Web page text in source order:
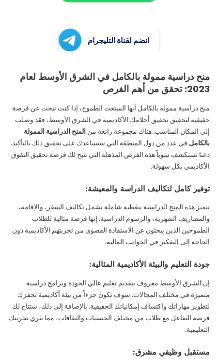
انضم لقناة التليجرام
منح دراسية ممولة بالكامل في الشرق الأوسط لعام
2023: تحقق من أهم الفرص
منح دراسية ممولة بالكامل أيها المبتعث الطموح، إذا كنت تبحث عن فرصة
حقيقية لتحقيق تحقيق أحلامك الأكاديمية في الشرق الأوسط، فقد وصلت
إلى المكان المناسب. هناك مجموعة رائعة من المنح الدراسية الممولة
بالكامل في عدد من دول المنطقة التي ستساعدك على تحقيق ذلك بالتأكيد.
دعنا نستكشف سوياً هذه الفرص المذهلة التي تتيح لك فرصة تحقيق التفوق
الأكاديمي بكل سهولة.
توفير كامل لتكاليف الدراسة والمعيشة:
تتميز هذه المنح الدراسية بتغطية شاملة تشمل تكاليف السفر، والإقامة،
والمصاريف الشهرية، والرسوم الدراسية. إنها فرصة مثالية للطلاب
الطموحين الذين يبحثون عن الاستفادة القصوى من تجربتهم الأكاديمية دون
الحاجة إلى التفكير في الجوانب المالية.
جودة التعليم والبيئة الأكاديمية المثالية:
إن الشرق الأوسط معروف بتقديم تعليم عالي الجودة وبرامج دراسية
متميزة في مختلف المجالات. سوف تكون جزءاً من بيئة أكاديمية تحفزك
لتطوير مهاراتك واكتشاف إمكانياتك الحقيقية. بالإضافة إلى ذلك، ستتاح لك
فرصة التفاعل مع طلاب من مختلف الجنسيات والثقافات، مما يثري تجربتك
التعليمية.
مستقبل وظيفي مشرق: